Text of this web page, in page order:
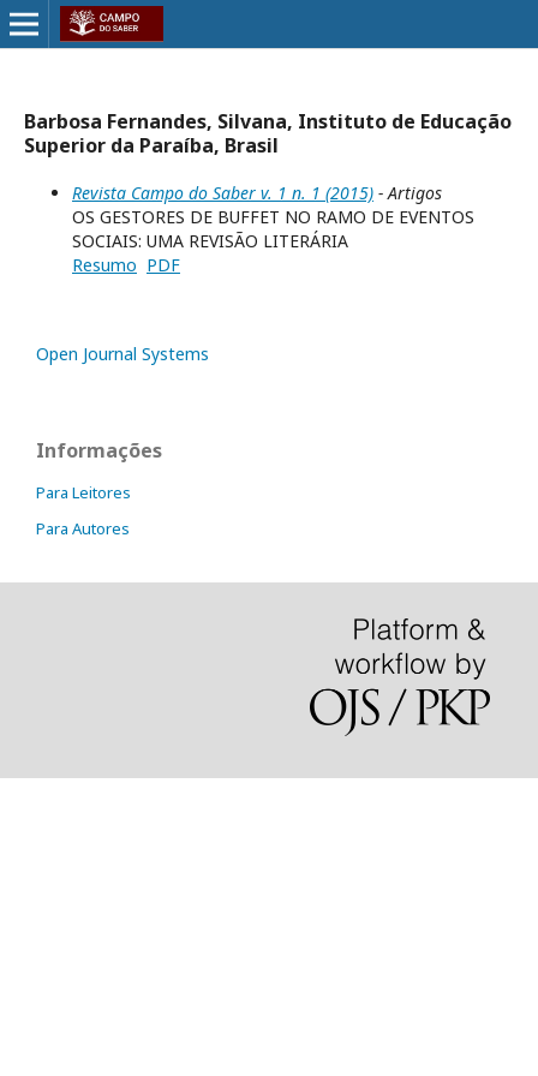
Barbosa Fernandes, Silvana, Instituto de Educação
Superior da Paraíba, Brasil
Revista Campo do Saber v. 1 n. 1 (2015) - Artigos
OS GESTORES DE BUFFET NO RAMO DE EVENTOS
SOCIAIS: UMA REVISÃO LITERÁRIA
Resumo PDF
Open Journal Systems
Informações
Para Leitores
Para Autores